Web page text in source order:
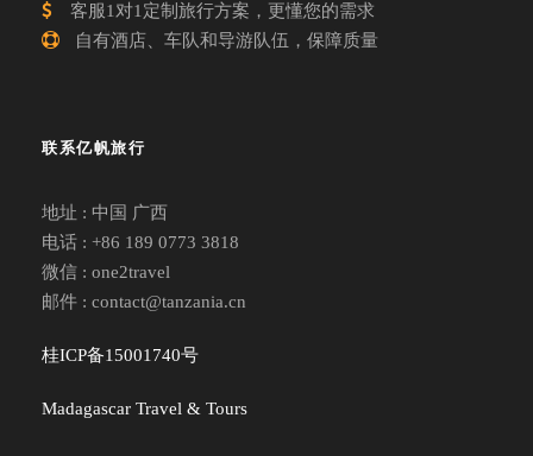
客服1对1定制旅行方案，更懂您的需求
自有酒店、车队和导游队伍，保障质量
联系亿帆旅行
地址 : 中国 广西
电话 : +86 189 0773 3818
微信 : one2travel
邮件 : contact@tanzania.cn
桂ICP备15001740号
Madagascar Travel & Tours